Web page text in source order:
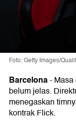
Foto: Getty Images/
Barcelona-
belum jelas.
menegaskan
kontrak Flick.